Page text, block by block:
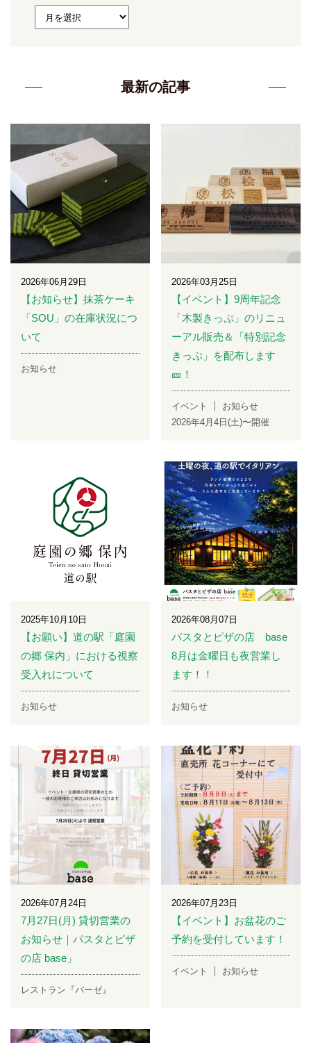
最新の記事
2026年06月29日
【お知らせ】抹茶ケーキ
「SOU」の在庫状況につ
いて
お知らせ
2026年03月25日
【イベント】9周年記念
「木製きっぷ」のリニュ
ーアル販売＆「特別記念
きっぷ」を配布します
🎫！
イベント
お知らせ
2026年4月4日(土)〜開催
2025年10月10日
【お願い】道の駅「庭園
の郷 保内」における視察
受入れについて
お知らせ
2026年08月07日
パスタとピザの店 base
8月は金曜日も夜営業し
ます！！
お知らせ
2026年07月24日
7月27日(月) 貸切営業の
お知らせ｜パスタとピザ
の店 base」
レストラン『バーゼ』
2026年07月23日
【イベント】お盆花のご
予約を受付しています！
イベント お知らせ